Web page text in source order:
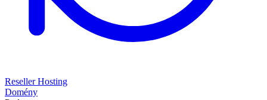
Reseller Hosting
Domény